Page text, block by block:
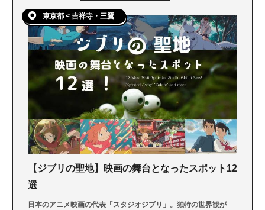
東京都 < 吉祥寺・三鷹
【ジブリの聖地】映画の舞台となったスポット12
選
日本のアニメ映画の代表「スタジオジブリ」。独特の世界観が